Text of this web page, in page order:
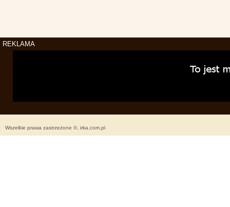
REKLAMA
Wszelkie prawa zastrzeżone ©, irka.com.pl